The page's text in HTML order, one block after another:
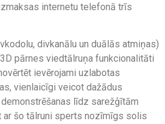
internetu telefonā trīs
divkanālu un duālās atmiņas)
pārnes viedtālruņa funkcionalitāti
ievērojami uzlabotas
vienlaicīgi veicot dažādus
līdz sarežģītām
ar šo tālruni sperts nozīmīgs solis